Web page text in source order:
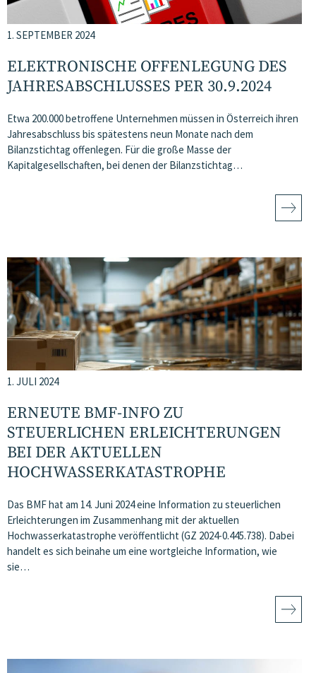
1. SEPTEMBER 2024
ELEKTRONISCHE OFFENLEGUNG DES
JAHRESABSCHLUSSES PER 30.9.2024
Etwa 200.000 betroffene Unternehmen müssen in Österreich ihren
Jahresabschluss bis spätestens neun Monate nach dem
Bilanzstichtag offenlegen. Für die große Masse der
Kapitalgesellschaften, bei denen der Bilanzstichtag…
1. JULI 2024
ERNEUTE BMF-INFO ZU
STEUERLICHEN ERLEICHTERUNGEN
BEI DER AKTUELLEN
HOCHWASSERKATASTROPHE
Das BMF hat am 14. Juni 2024 eine Information zu steuerlichen
Erleichterungen im Zusammenhang mit der aktuellen
Hochwasserkatastrophe veröffentlicht (GZ 2024-0.445.738). Dabei
handelt es sich beinahe um eine wortgleiche Information, wie
sie…